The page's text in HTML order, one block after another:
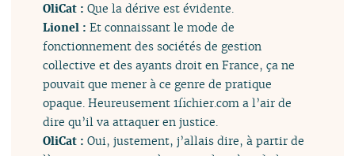
OliCat : Que la dérive est évidente.
Lionel : Et connaissant le mode de
fonctionnement des sociétés de gestion
collective et des ayants droit en France, ça ne
pouvait que mener à ce genre de pratique
opaque. Heureusement 1fichier.com a l’air de
dire qu’il va attaquer en justice.
OliCat : Oui, justement, j’allais dire, à partir de